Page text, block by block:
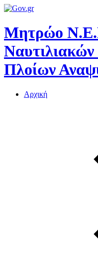
Μητρώο
Ναυτιλιακών
Πλοίων
Αρχική